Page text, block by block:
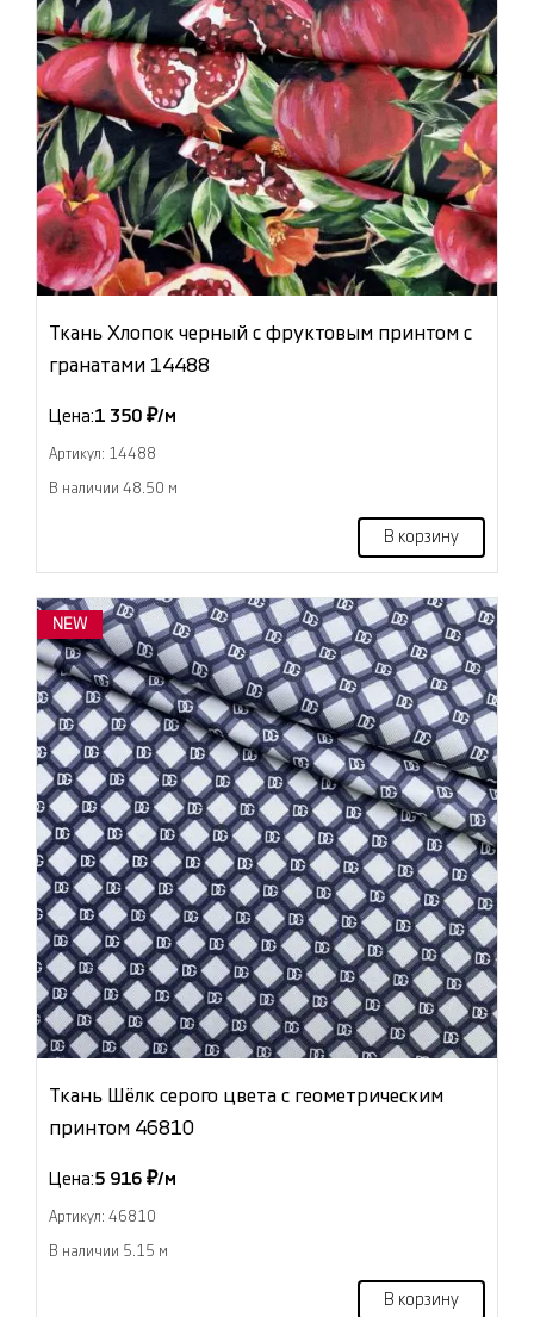
Ткань Хлопок черный с фруктовым принтом с
гранатами 14488
Цена:1 350 ₽/м
Артикул: 14488
В наличии 48.50 м
В корзину
NEW
Ткань Шёлк серого цвета с геометрическим
принтом 46810
Цена:5 916 ₽/м
Артикул: 46810
В наличии 5.15 м
В корзину